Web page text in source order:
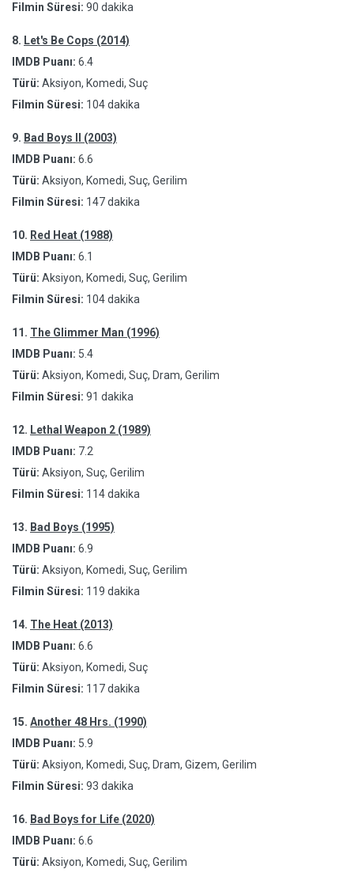
Filmin Süresi: 90 dakika
8. Let's Be Cops (2014)
IMDB Puanı: 6.4
Türü: Aksiyon, Komedi, Suç
Filmin Süresi: 104 dakika
9. Bad Boys II (2003)
IMDB Puanı: 6.6
Türü: Aksiyon, Komedi, Suç, Gerilim
Filmin Süresi: 147 dakika
10. Red Heat (1988)
IMDB Puanı: 6.1
Türü: Aksiyon, Komedi, Suç, Gerilim
Filmin Süresi: 104 dakika
11. The Glimmer Man (1996)
IMDB Puanı: 5.4
Türü: Aksiyon, Komedi, Suç, Dram, Gerilim
Filmin Süresi: 91 dakika
12. Lethal Weapon 2 (1989)
IMDB Puanı: 7.2
Türü: Aksiyon, Suç, Gerilim
Filmin Süresi: 114 dakika
13. Bad Boys (1995)
IMDB Puanı: 6.9
Türü: Aksiyon, Komedi, Suç, Gerilim
Filmin Süresi: 119 dakika
14. The Heat (2013)
IMDB Puanı: 6.6
Türü: Aksiyon, Komedi, Suç
Filmin Süresi: 117 dakika
15. Another 48 Hrs. (1990)
IMDB Puanı: 5.9
Türü: Aksiyon, Komedi, Suç, Dram, Gizem, Gerilim
Filmin Süresi: 93 dakika
16. Bad Boys for Life (2020)
IMDB Puanı: 6.6
Türü: Aksiyon, Komedi, Suç, Gerilim